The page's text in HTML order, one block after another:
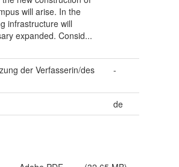
will arise. In the
infrastructure will
expanded. Consid...
der Verfasserin/des
-
de